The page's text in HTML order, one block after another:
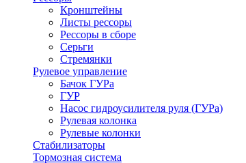
Кронштейны
Листы рессоры
Рессоры в сборе
Серьги
Стремянки
Рулевое управление
Бачок ГУРа
ГУР
Насос гидроусилителя руля (ГУРа)
Рулевая колонка
Рулевые колонки
Стабилизаторы
Тормозная система